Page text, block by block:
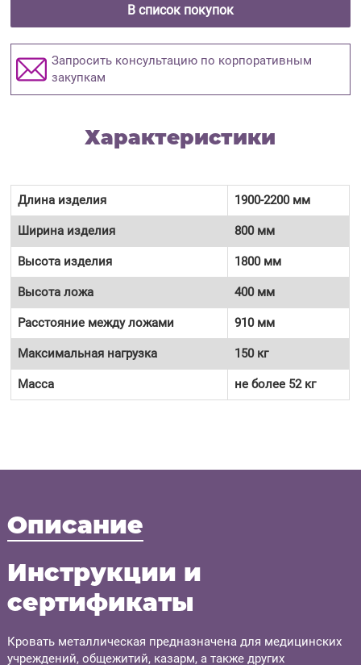
В список покупок
Запросить консультацию по корпоративным
закупкам
Характеристики
Длина изделия 1900-2200 мм
Ширина изделия 800 мм
Высота изделия 1800 мм
Высота ложа 400 мм
Расстояние между ложами 910 мм
Максимальная нагрузка 150 кг
Масса не более 52 кг
Описание
Инструкции и
сертификаты
Кровать металлическая предназначена для медицинских
учреждений, общежитий, казарм, а также других